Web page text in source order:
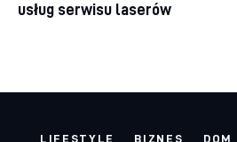
usług serwisu laserów
LIFESTYLE BIZNES DOM